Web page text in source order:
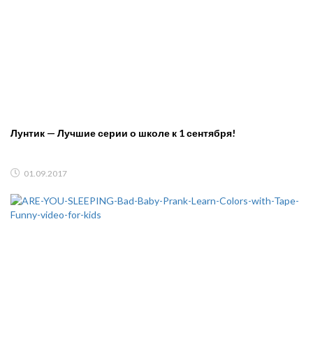
Лунтик — Лучшие серии о школе к 1 сентября!
01.09.2017